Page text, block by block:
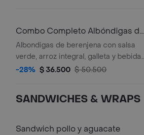
Combo Completo Albóndigas de
Berenjena
Albondigas de berenjena con salsa
verde, arroz integral, galleta y bebida
a elección.
-28% $ 36.500 $ 50.500
SANDWICHES & WRAPS
Sandwich pollo y aguacate